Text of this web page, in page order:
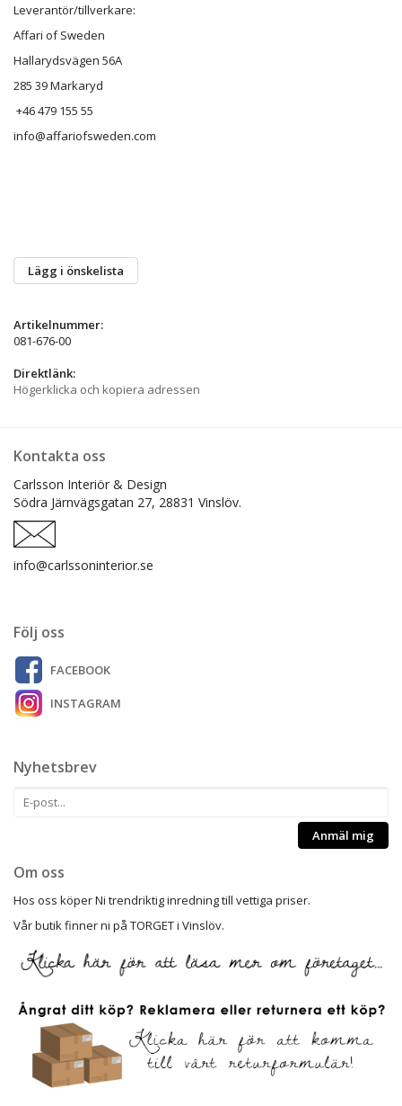
Leverantör/tillverkare:
Affari of Sweden
Hallarydsvägen 56A
285 39 Markaryd
+46 479 155 55
info@affariofsweden.com
Lägg i önskelista
Artikelnummer:
081-676-00
Direktlänk:
Högerklicka och kopiera adressen
Kontakta oss
Carlsson Interiör & Design
Södra Järnvägsgatan 27, 28831 Vinslöv.
info@carlssoninterior.se
Följ oss
FACEBOOK
INSTAGRAM
Nyhetsbrev
Anmäl mig
Om oss
Hos oss köper Ni trendriktig inredning till vettiga priser.
Vår butik finner ni på TORGET i Vinslöv.